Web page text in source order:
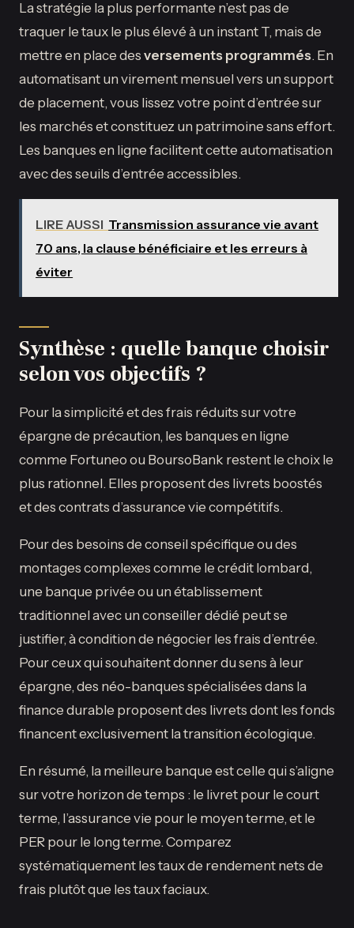
La stratégie la plus performante n’est pas de
traquer le taux le plus élevé à un instant T, mais de
mettre en place desversements programmés. En
automatisant un virement mensuel vers un support
de placement, vous lissez votre point d’entrée sur
les marchés et constituez un patrimoine sans effort.
Les banques en ligne facilitent cette automatisation
avec des seuils d’entrée accessibles.
LIRE AUSSI Transmission assurance vie avant
70 ans, la clause bénéficiaire et les erreurs à
éviter
Synthèse : quelle banque choisir
selon vos objectifs ?
Pour la simplicité et des frais réduits sur votre
épargne de précaution, les banques en ligne
comme Fortuneo ou BoursoBank restent le choix le
plus rationnel. Elles proposent des livrets boostés
et des contrats d’assurance vie compétitifs.
Pour des besoins de conseil spécifique ou des
montages complexes comme le crédit lombard,
une banque privée ou un établissement
traditionnel avec un conseiller dédié peut se
justifier, à condition de négocier les frais d’entrée.
Pour ceux qui souhaitent donner du sens à leur
épargne, des néo-banques spécialisées dans la
finance durable proposent des livrets dont les fonds
financent exclusivement la transition écologique.
En résumé, la meilleure banque est celle qui s’aligne
sur votre horizon de temps : le livret pour le court
terme, l’assurance vie pour le moyen terme, et le
PER pour le long terme. Comparez
systématiquement les taux de rendement nets de
frais plutôt que les taux faciaux.